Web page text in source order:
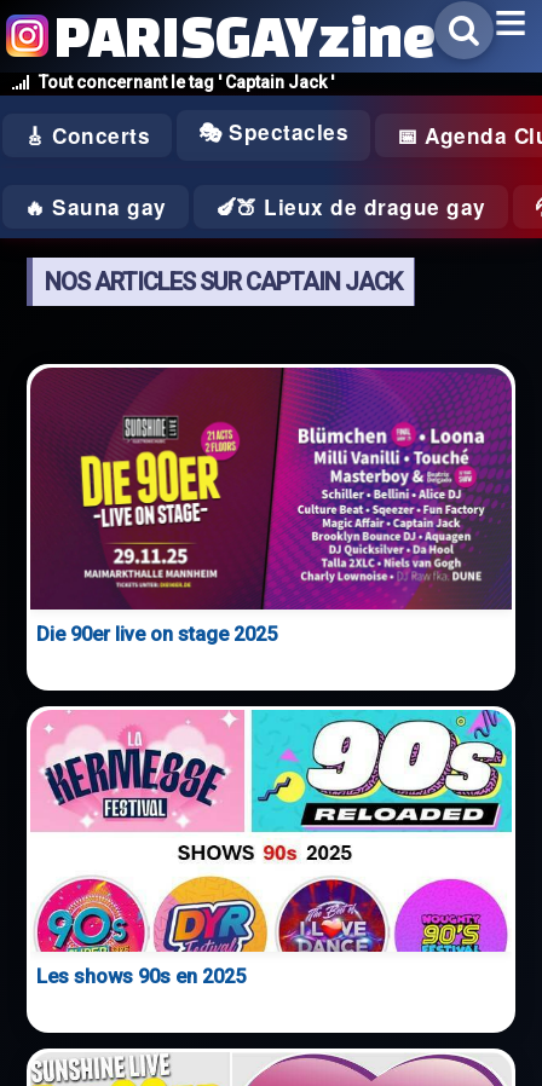
Tout concernant le tag ' Captain Jack '
PARISGAYzine
🎸 Concerts 🎭 Spectacles 📅 Agenda
🔥 Sauna gay 🍆🍑 Lieux de drague gay
NOS ARTICLES SUR CAPTAIN JACK
Die 90er live on stage 2025
Les shows 90s en 2025